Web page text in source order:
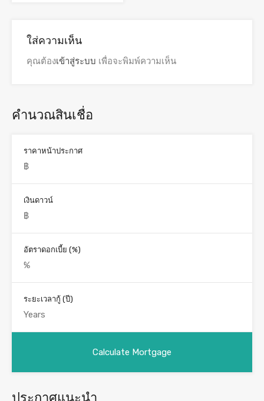
ใส่ความเห็น
คุณต้องเข้าสู่ระบบ เพื่อจะพิมพ์ความเห็น
คำนวณสินเชื่อ
ราคาหน้าประกาศ
เงินดาวน์
อัตราดอกเบี้ย (%)
ระยะเวลากู้ (ปี)